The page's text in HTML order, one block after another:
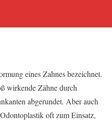
eines Zah­nes bezeich­net.
wir­ken­de Zäh­ne durch
abge­run­det. Aber auch
oft zum Ein­satz,